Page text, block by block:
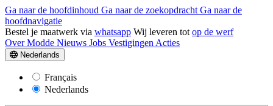
Ga naar de hoofdinhoud Ga naar de zoekopdracht Ga naar de
hoofdnavigatie
Bestel je maatwerk via whatsapp Wij leveren tot op de werf
Over Modde Nieuws Jobs Vestigingen Acties
Nederlands
Français
Nederlands